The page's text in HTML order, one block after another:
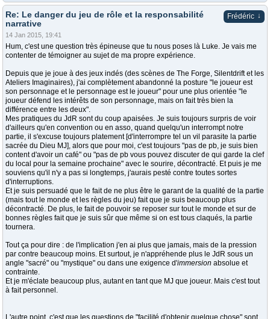
Frédéric ↓
Re: Le danger du jeu de rôle et la responsabilité
narrative
14 Jan 2015, 19:41
Hum, c'est une question très épineuse que tu nous poses là Luke. Je vais me
contenter de témoigner au sujet de ma propre expérience.
Depuis que je joue à des jeux indés (des scènes de The Forge, Silentdrift et les
Ateliers Imaginaires), j'ai complètement abandonné la posture "le joueur est
son personnage et le personnage est le joueur" pour une plus orientée "le
joueur défend les intérêts de son personnage, mais on fait très bien la
différence entre les deux".
Mes pratiques du JdR sont du coup apaisées. Je suis toujours surpris de voir
d'ailleurs qu'en convention ou en asso, quand quelqu'un interrompt notre
partie, il s'excuse toujours platement [d'interrompre tel un vil parasite la partie
sacrée du Dieu MJ], alors que pour moi, c'est toujours "pas de pb, je suis bien
content d'avoir un café" ou "pas de pb vous pouvez discuter de qui garde la clef
du local pour la semaine prochaine" avec le sourire, décontracté. Et puis je me
souviens qu'il n'y a pas si longtemps, j'aurais pesté contre toutes sortes
d'interruptions.
Et je suis persuadé que le fait de ne plus être le garant de la qualité de la partie
(mais tout le monde et les règles du jeu) fait que je suis beaucoup plus
décontracté. De plus, le fait de pouvoir se reposer sur tout le monde et sur de
bonnes règles fait que je suis sûr que même si on est tous claqués, la partie
tournera.
Tout ça pour dire : de l'implication j'en ai plus que jamais, mais de la pression
par contre beaucoup moins. Et surtout, je n'appréhende plus le JdR sous un
angle "sacré" ou "mystique" ou dans une exigence d'immersion absolue et
contrainte.
Et je m'éclate beaucoup plus, autant en tant que MJ que joueur. Mais c'est tout
à fait personnel.
L'autre point, c'est que les questions de "facilité d'obtenir quelque chose" sont